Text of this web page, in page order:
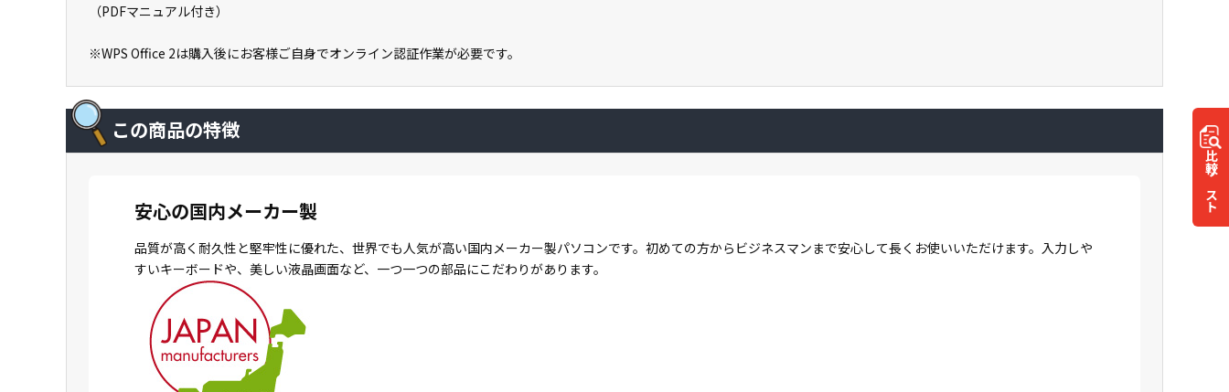
比較
リスト
（PDFマニュアル付き）
※WPS Office 2は購入後にお客様ご自身でオンライン認証作業が必要です。
この商品の特徴
安心の国内メーカー製
品質が高く耐久性と堅牢性に優れた、世界でも人気が高い国内メーカー製パソコンです。初めての方からビジネスマンまで安心して長くお使いいただけます。入力しや
すいキーボードや、美しい液晶画面など、一つ一つの部品にこだわりがあります。